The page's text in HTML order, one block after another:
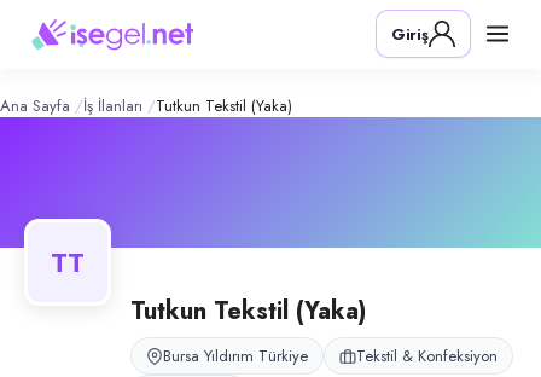
Tekstil (Yaka) – Şirket Profili
Konum:
Tutkun Tekstil, Bursa Yıldırım'da konfeksiyon üretimi yapan, yaka
Giriş
Ana Sayfa İş İlanları Tutkun Tekstil (Yaka)
TT
Tutkun Tekstil (Yaka)
Bursa Yıldırım Türkiye
Tekstil & Konfeksiyon